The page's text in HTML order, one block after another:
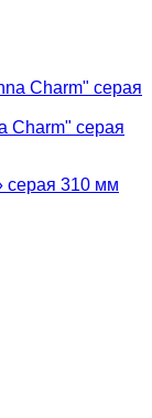
Charm" серая
серая 310 мм